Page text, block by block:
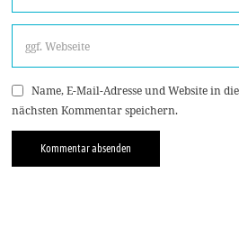
Name, E-Mail-Adresse und Website in
nächsten Kommentar speichern.